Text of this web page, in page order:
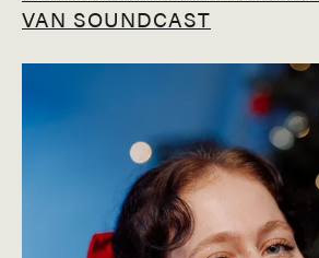
VAN SOUNDCAST